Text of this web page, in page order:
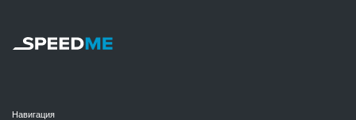
Навигация